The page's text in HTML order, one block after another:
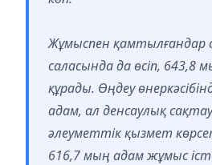
Жұмыспен қамтылғандар
саласында да өсіп, 643,8
құрады. Өңдеу
адам, ал денсаулық
әлеуметтік қызмет
616,7 мың адам жұмыс